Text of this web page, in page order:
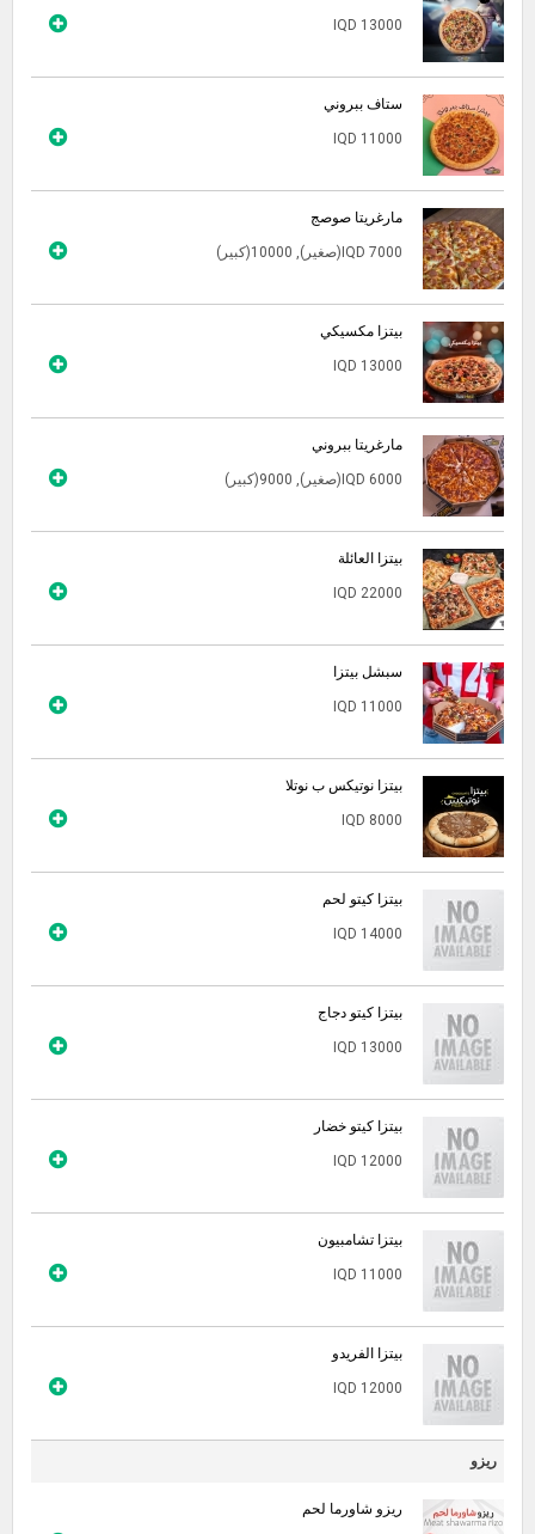
IQD 13000
ستاف ببروني
IQD 11000
مارغريتا صوصج
IQD 7000(صغير), 10000(كبير)
بيتزا مكسيكي
IQD 13000
مارغريتا ببروني
IQD 6000(صغير), 9000(كبير)
بيتزا العائلة
IQD 22000
سبشل بيتزا
IQD 11000
بيتزا نوتيكس ب نوتلا
IQD 8000
بيتزا كيتو لحم
IQD 14000
بيتزا كيتو دجاج
IQD 13000
بيتزا كيتو خضار
IQD 12000
بيتزا تشامبيون
IQD 11000
بيتزا الفريدو
IQD 12000
ريزو
ريزو شاورما لحم